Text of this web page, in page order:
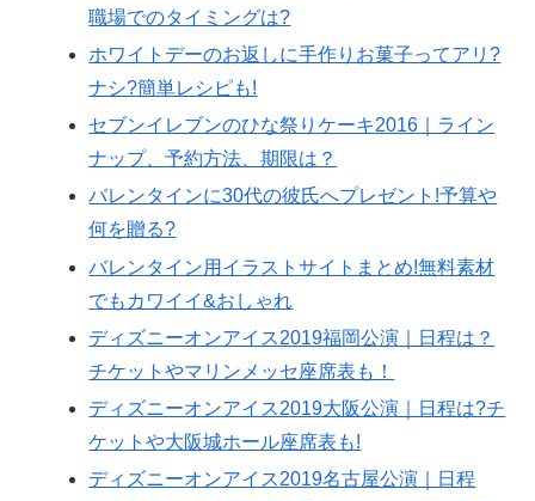
職場でのタイミングは?
ホワイトデーのお返しに手作りお菓子ってアリ?
ナシ?簡単レシピも!
セブンイレブンのひな祭りケーキ2016｜ライン
ナップ、予約方法、期限は？
バレンタインに30代の彼氏へプレゼント!予算や
何を贈る?
バレンタイン用イラストサイトまとめ!無料素材
でもカワイイ&おしゃれ
ディズニーオンアイス2019福岡公演｜日程は？
チケットやマリンメッセ座席表も！
ディズニーオンアイス2019大阪公演｜日程は?チ
ケットや大阪城ホール座席表も!
ディズニーオンアイス2019名古屋公演｜日程